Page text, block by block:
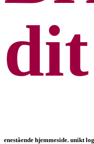
enestående hjemmeside. unikt